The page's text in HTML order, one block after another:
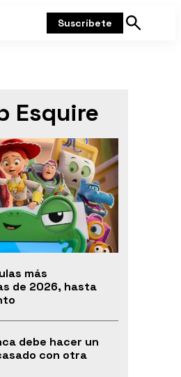
Suscríbete
Mostrar
Esquire
más
de 2026, hasta
debe hacer un
con otra